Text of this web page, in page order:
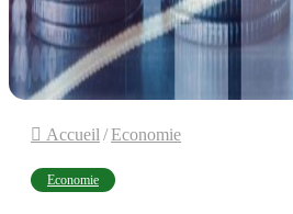
Accueil /Economie
Economie